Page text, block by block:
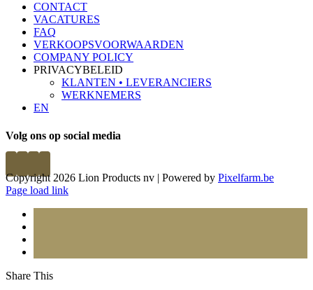
CONTACT
VACATURES
FAQ
VERKOOPSVOORWAARDEN
COMPANY POLICY
PRIVACYBELEID
KLANTEN • LEVERANCIERS
WERKNEMERS
EN
Volg ons op social media
Copyright 2026 Lion Products nv | Powered by Pixelfarm.be
Page load link
Share This